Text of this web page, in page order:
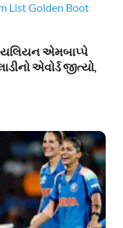
એમબાપ્પે
એવોર્ડ જીત્યો,